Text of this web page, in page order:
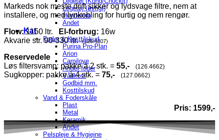
Legetøj (øvrigt)
Hundelem
Andet
Kat
Foder & Kosttilskud
Purina Pro-Plan
Arion
Carnilove
Andet foder
Vådkost
Godbid mm.
Kosttilskud
Vand & Foderskåle
Plast
Metal
Keramik
Andet
Pelspleje & Hygiejne
Markeds nok meste drift sikker og lydsvage filtre, nem at
installere, og med lynkobling for hurtig og nem rengør.
Flow:1150 ltr. El-forbrug: 16w
Akvarie str. 90-330 ltr.(126.4307)
Reservedele
Løs filtersvamp: pakke à 2 stk. = 55,- (126.4662)
Sugkopper: pakke à 4 stk. = 75,- (127.0662)
Pris: 1599,-